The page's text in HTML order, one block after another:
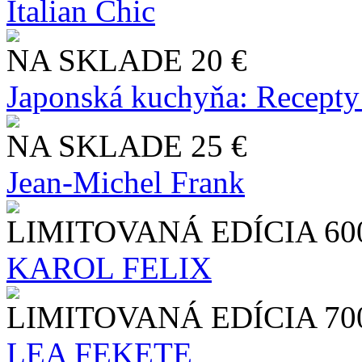
Italian Chic
NA SKLADE 20 €
Japonská kuchyňa:
NA SKLADE 25 €
Jean-Michel Frank
LIMITOVANÁ EDÍCIA
KAROL FELIX
LIMITOVANÁ EDÍCIA
LEA FEKETE